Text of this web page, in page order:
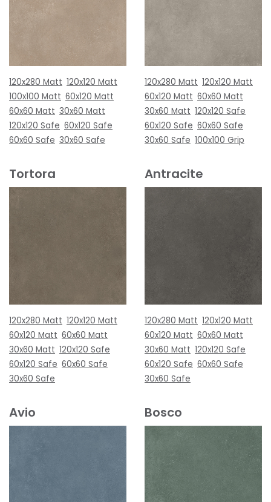
120x280 Matt 120x120 Matt
100x100 Matt 60x120 Matt
60x60 Matt 30x60 Matt
120x120 Safe 60x120 Safe
60x60 Safe 30x60 Safe
120x280 Matt 120x120 Matt
60x120 Matt 60x60 Matt
30x60 Matt 120x120 Safe
60x120 Safe 60x60 Safe
30x60 Safe 100x100 Grip
Tortora
120x280 Matt 120x120 Matt
60x120 Matt 60x60 Matt
30x60 Matt 120x120 Safe
60x120 Safe 60x60 Safe
30x60 Safe
Antracite
120x280 Matt 120x120 Matt
60x120 Matt 60x60 Matt
30x60 Matt 120x120 Safe
60x120 Safe 60x60 Safe
30x60 Safe
Avio Bosco